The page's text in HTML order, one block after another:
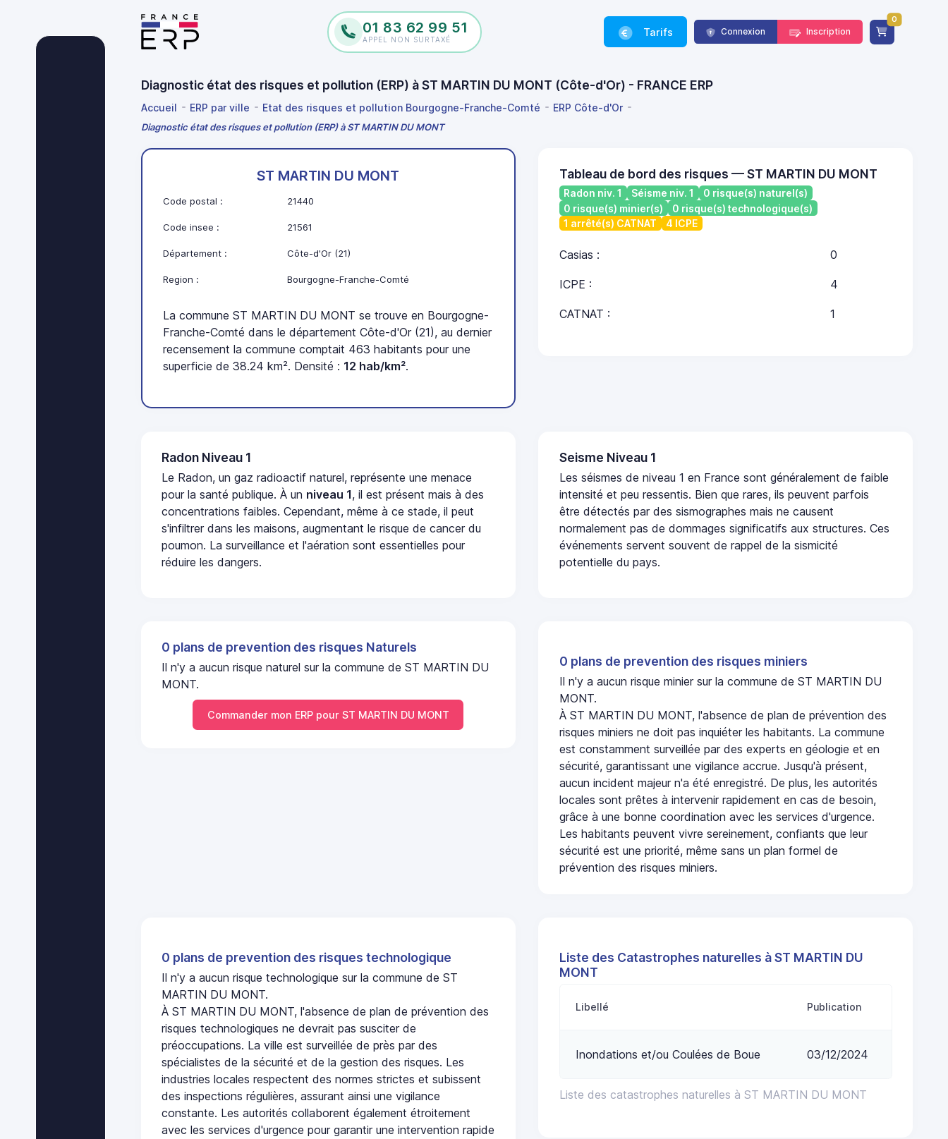
01 83 62 99 51
APPEL NON SURTAXÉ
Tarifs Connexion Inscription
0
Diagnostic état des risques et pollution (ERP) à ST MARTIN DU MONT (Côte-d'Or) - FRANCE ERP
Accueil ERP par ville Etat des risques et pollution Bourgogne-Franche-Comté ERP Côte-d'Or
Diagnostic état des risques et pollution (ERP) à ST MARTIN DU MONT
ST MARTIN DU MONT
Code postal : 21440
Code insee : 21561
Département : Côte-d'Or (21)
Region : Bourgogne-Franche-Comté
La commune ST MARTIN DU MONT se trouve en Bourgogne-
Franche-Comté dans le département Côte-d'Or (21), au dernier
recensement la commune comptait 463 habitants pour une
superficie de 38.24 km². Densité : 12 hab/km².
Tableau de bord des risques — ST MARTIN DU MONT
Radon niv. 1 Séisme niv. 1
0 risque(s) naturel(s)
0 risque(s) minier(s)
0 risque(s) technologique(s)
1 arrêté(s) CATNAT
4 ICPE
Casias : 0
ICPE : 4
CATNAT : 1
Radon Niveau 1
Le Radon, un gaz radioactif naturel, représente une menace
pour la santé publique. À un niveau 1, il est présent mais à des
concentrations faibles. Cependant, même à ce stade, il peut
s'infiltrer dans les maisons, augmentant le risque de cancer du
poumon. La surveillance et l'aération sont essentielles pour
réduire les dangers.
Seisme Niveau 1
Les séismes de niveau 1 en France sont généralement de faible
intensité et peu ressentis. Bien que rares, ils peuvent parfois
être détectés par des sismographes mais ne causent
normalement pas de dommages significatifs aux structures. Ces
événements servent souvent de rappel de la sismicité
potentielle du pays.
0 plans de prevention des risques Naturels
Il n'y a aucun risque naturel sur la commune de ST MARTIN DU
MONT.
Commander mon ERP pour ST MARTIN DU MONT
0 plans de prevention des risques miniers
Il n'y a aucun risque minier sur la commune de ST MARTIN DU
MONT.
À ST MARTIN DU MONT, l'absence de plan de prévention des
risques miniers ne doit pas inquiéter les habitants. La commune
est constamment surveillée par des experts en géologie et en
sécurité, garantissant une vigilance accrue. Jusqu'à présent,
aucun incident majeur n'a été enregistré. De plus, les autorités
locales sont prêtes à intervenir rapidement en cas de besoin,
grâce à une bonne coordination avec les services d'urgence.
Les habitants peuvent vivre sereinement, confiants que leur
sécurité est une priorité, même sans un plan formel de
prévention des risques miniers.
0 plans de prevention des risques technologique
Il n'y a aucun risque technologique sur la commune de ST
MARTIN DU MONT.
À ST MARTIN DU MONT, l'absence de plan de prévention des
risques technologiques ne devrait pas susciter de
préoccupations. La ville est surveillée de près par des
spécialistes de la sécurité et de la gestion des risques. Les
industries locales respectent des normes strictes et subissent
des inspections régulières, assurant ainsi une vigilance
constante. Les autorités collaborent également étroitement
avec les services d'urgence pour garantir une intervention rapide
Liste des Catastrophes naturelles à ST MARTIN DU
MONT
Liste des catastrophes naturelles à ST MARTIN DU MONT
Libellé Publication
Inondations et/ou Coulées de Boue 03/12/2024